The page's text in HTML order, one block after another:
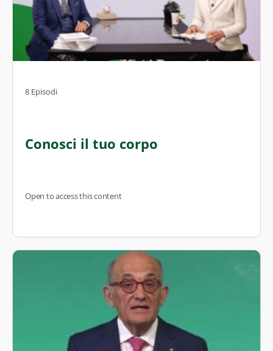
8 Episodi
Conosci il tuo corpo
Open to access this content